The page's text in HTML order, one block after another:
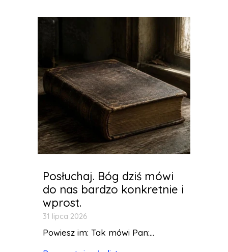
Posłuchaj. Bóg dziś mówi
do nas bardzo konkretnie i
wprost.
31 lipca 2026
Powiesz im: Tak mówi Pan:...